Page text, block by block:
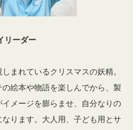
リーダー
まれているクリスマスの妖精。
の絵本や物語を楽しんでから、製
メージを膨らませ、自分なりの
ります。大人用、子ども用とサ